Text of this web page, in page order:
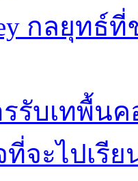
กลยุทธ์
รับเทพื้นค
จะไปเรี